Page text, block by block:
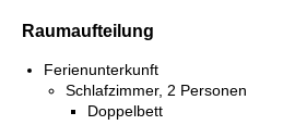
Raumaufteilung
Ferienunterkunft
Schlafzimmer, 2 Personen
Doppelbett